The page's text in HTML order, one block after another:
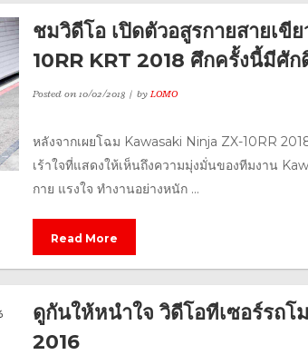
ชมวิดีโอ เปิดตัวอสูรกายสายเ
10RR KRT 2018 ศึกครั้งนี้มีศั
Posted on10/02/2018 byLOMO
หลังจากเผยโฉม Kawasaki Ninja ZX-10RR
เร้าใจที่แสดงให้เห็นถึงความมุ่งมั่นของทีมงาน
กาย แรงใจ ทำงานอย่างหนัก ...
Read More
ดูกันให้หนำใจ วิดีโอทีเซอร์รถ
2016